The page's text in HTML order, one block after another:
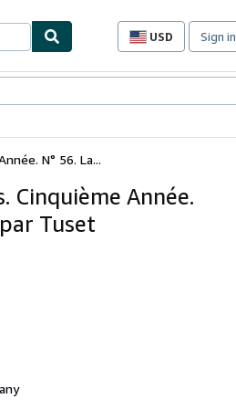
USD
Site
preferences
Sign in
N° 56. La...
Cinquième Année.
Tuset